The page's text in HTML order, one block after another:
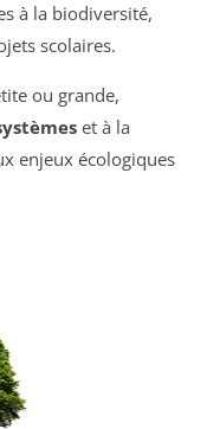
à la biodiversité,
scolaires.
ou grande,
et à la
enjeux écologiques